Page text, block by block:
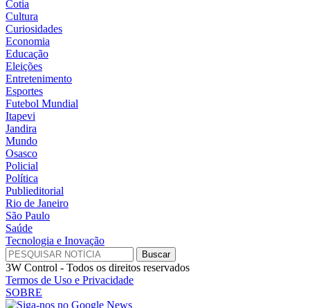
Cotia
Cultura
Curiosidades
Economia
Educação
Eleições
Entretenimento
Esportes
Futebol Mundial
Itapevi
Jandira
Mundo
Osasco
Policial
Política
Publieditorial
Rio de Janeiro
São Paulo
Saúde
Tecnologia e Inovação
3W Control - Todos os direitos reservados
Termos de Uso e Privacidade
SOBRE